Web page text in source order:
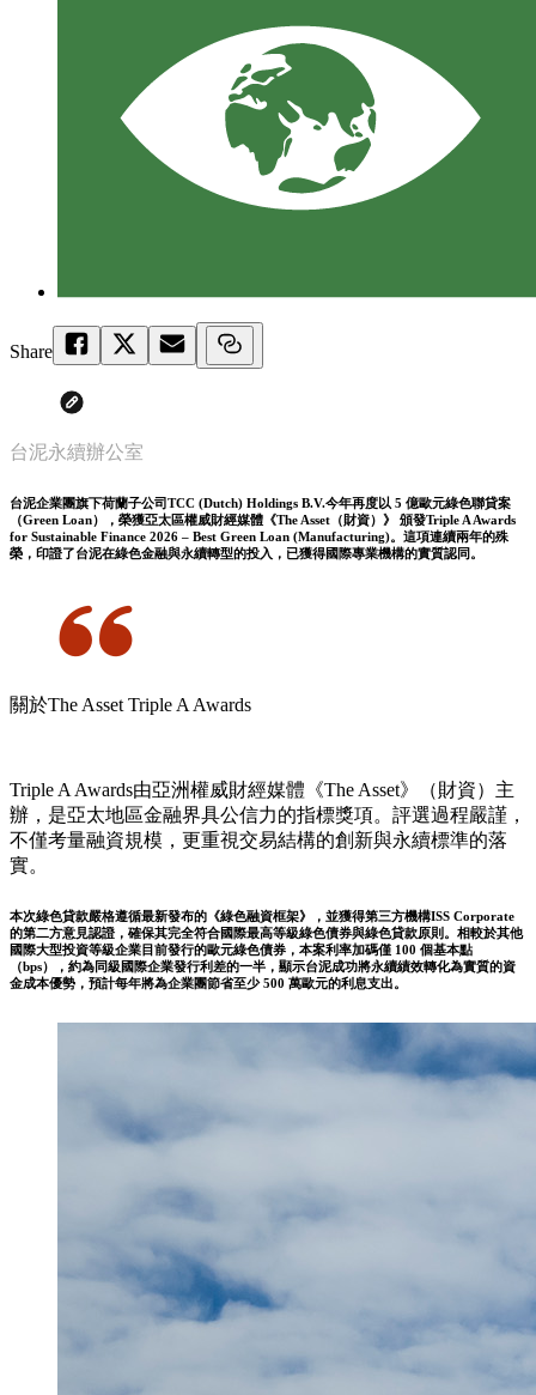
Share
台泥永續辦公室
台泥企業團旗下荷蘭子公司TCC (Dutch) Holdings B.V.今年再度以 5 億歐元綠色聯貸案
（Green Loan），榮獲亞太區權威財經媒體《The Asset（財資）》 頒發Triple A Awards
for Sustainable Finance 2026 – Best Green Loan (Manufacturing)。這項連續兩年的殊
榮，印證了台泥在綠色金融與永續轉型的投入，已獲得國際專業機構的實質認同。
關於The Asset Triple A Awards
Triple A Awards由亞洲權威財經媒體《The Asset》（財資）主
辦，是亞太地區金融界具公信力的指標獎項。評選過程嚴謹，
不僅考量融資規模，更重視交易結構的創新與永續標準的落
實。
本次綠色貸款嚴格遵循最新發布的《綠色融資框架》，並獲得第三方機構ISS Corporate
的第二方意見認證，確保其完全符合國際最高等級綠色債券與綠色貸款原則。相較於其他
國際大型投資等級企業目前發行的歐元綠色債券，本案利率加碼僅 100 個基本點
（bps），約為同級國際企業發行利差的一半，顯示台泥成功將永續績效轉化為實質的資
金成本優勢，預計每年將為企業團節省至少 500 萬歐元的利息支出。